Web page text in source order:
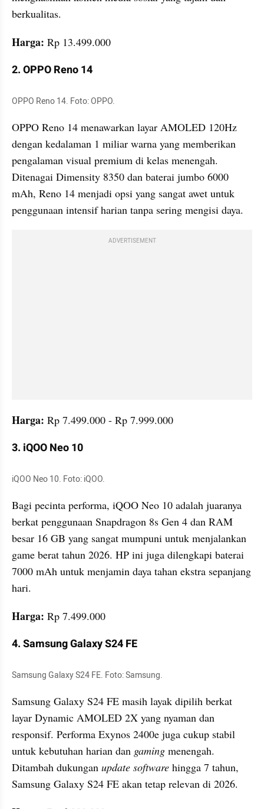
berkualitas.
Harga: Rp 13.499.000
2. OPPO Reno 14
OPPO Reno 14. Foto: OPPO.
OPPO Reno 14 menawarkan layar AMOLED 120Hz
dengan kedalaman 1 miliar warna yang memberikan
pengalaman visual premium di kelas menengah.
Ditenagai Dimensity 8350 dan baterai jumbo 6000
mAh, Reno 14 menjadi opsi yang sangat awet untuk
penggunaan intensif harian tanpa sering mengisi daya.
ADVERTISEMENT
Harga: Rp 7.499.000 - Rp 7.999.000
3. iQOO Neo 10
iQOO Neo 10. Foto: iQOO.
Bagi pecinta performa, iQOO Neo 10 adalah juaranya
berkat penggunaan Snapdragon 8s Gen 4 dan RAM
besar 16 GB yang sangat mumpuni untuk menjalankan
game berat tahun 2026. HP ini juga dilengkapi baterai
7000 mAh untuk menjamin daya tahan ekstra sepanjang
hari.
Harga: Rp 7.499.000
4. Samsung Galaxy S24 FE
Samsung Galaxy S24 FE. Foto: Samsung.
Samsung Galaxy S24 FE masih layak dipilih berkat
layar Dynamic AMOLED 2X yang nyaman dan
responsif. Performa Exynos 2400e juga cukup stabil
untuk kebutuhan harian dan gaming menengah.
Ditambah dukungan update software hingga 7 tahun,
Samsung Galaxy S24 FE akan tetap relevan di 2026.